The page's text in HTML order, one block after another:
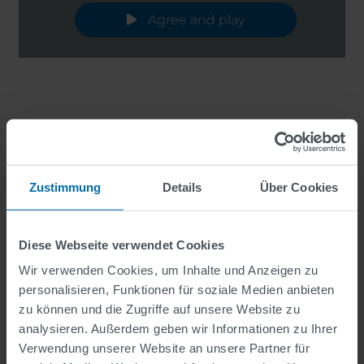
Zustimmung Details Über Cookies
Diese Webseite verwendet Cookies
Wir verwenden Cookies, um Inhalte und Anzeigen zu
personalisieren, Funktionen für soziale Medien anbieten
zu können und die Zugriffe auf unsere Website zu
analysieren. Außerdem geben wir Informationen zu Ihrer
Verwendung unserer Website an unsere Partner für
Agree and play
Beim Laden dieses Videos werden Daten
zwischen Ihrem Browser und dem
Streamingprovider ausgetauscht (siehe